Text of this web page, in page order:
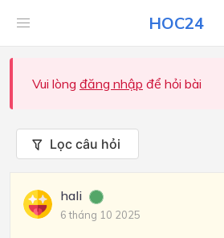
HOC24
Vui lòng đăng nhập để hỏi bài
Lọc câu hỏi
hali
6 tháng 10 2025